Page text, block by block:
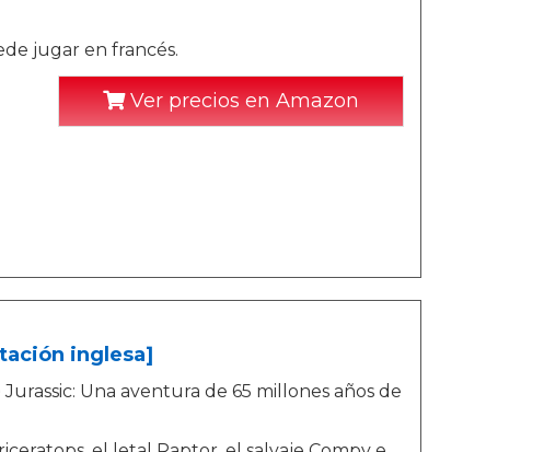
jugar en francés.
Ver precios en Amazon
inglesa]
Una aventura de 65 millones años de